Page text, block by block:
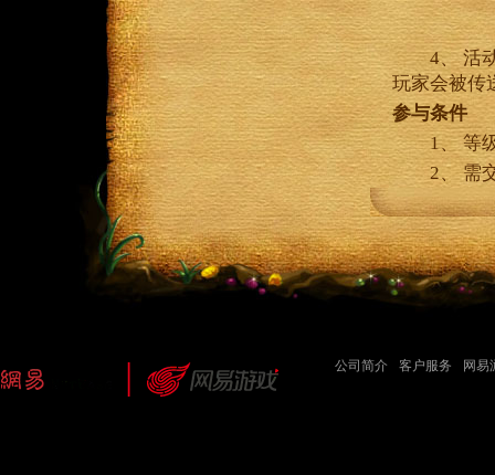
4、 活动
玩家会被传
参与条件
1、 等
2、 需交
公司简介 客户服务
网易